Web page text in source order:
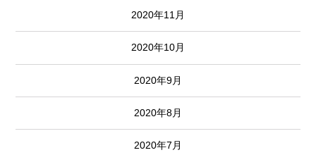
2020年11月
2020年10月
2020年9月
2020年8月
2020年7月